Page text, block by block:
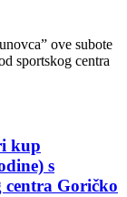
kup
s
centra Goričko